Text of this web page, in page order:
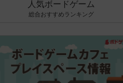
人気ボードゲーム
総合おすすめランキング